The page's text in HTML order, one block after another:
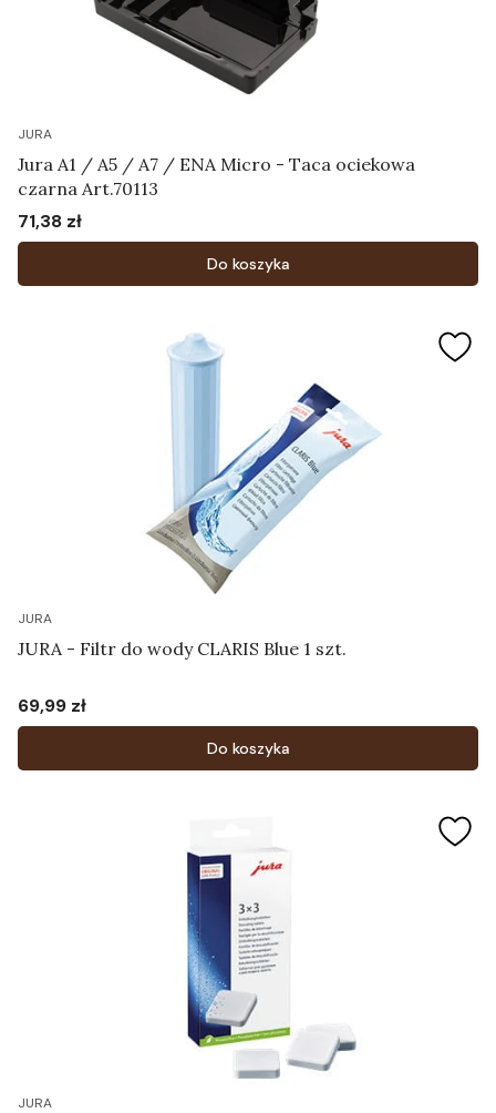
JURA
Jura A1 / A5 / A7 / ENA Micro - Taca ociekowa
czarna Art.70113
Cena
71,38 zł
Do koszyka
JURA
JURA - Filtr do wody CLARIS Blue 1 szt.
Cena
69,99 zł
Do koszyka
JURA